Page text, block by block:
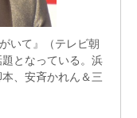
いて』（テレビ朝
となっている。浜
、安斉かれん＆三